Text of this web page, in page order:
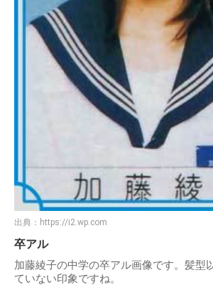
出典： https://i2.wp.com
卒アル
加藤綾子の中学の卒アル画像です。髪型
ていない印象ですね。